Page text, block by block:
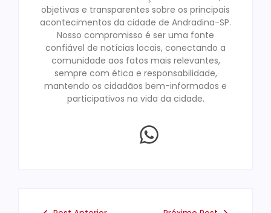
objetivas e transparentes sobre os principais
acontecimentos da cidade de Andradina-SP.
Nosso compromisso é ser uma fonte
confiável de notícias locais, conectando a
comunidade aos fatos mais relevantes,
sempre com ética e responsabilidade,
mantendo os cidadãos bem-informados e
participativos na vida da cidade.